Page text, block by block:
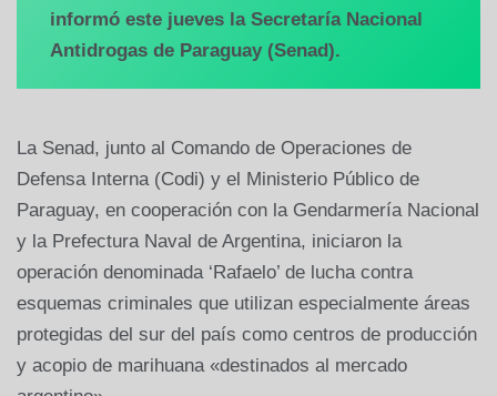
informó este jueves la Secretaría Nacional
Antidrogas de Paraguay (Senad).
La Senad, junto al Comando de Operaciones de
Defensa Interna (Codi) y el Ministerio Público de
Paraguay, en cooperación con la Gendarmería Nacional
y la Prefectura Naval de Argentina, iniciaron la
operación denominada ‘Rafaelo’ de lucha contra
esquemas criminales que utilizan especialmente áreas
protegidas del sur del país como centros de producción
y acopio de marihuana «destinados al mercado